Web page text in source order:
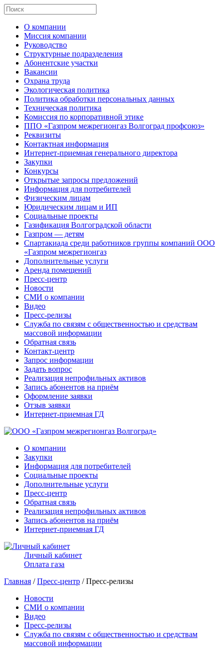
О компании
Миссия компании
Руководство
Структурные подразделения
Абонентские участки
Вакансии
Охрана труда
Экологическая политика
Политика обработки персональных данных
Техническая политика
Комиссия по корпоративной этике
ППО «Газпром межрегионгаз Волгоград профсоюз»
Реквизиты
Контактная информация
Интернет-приемная генерального директора
Закупки
Конкурсы
Открытые запросы предложений
Информация для потребителей
Физическим лицам
Юридическим лицам и ИП
Социальные проекты
Газификация Волгоградской области
Газпром — детям
Спартакиада среди работников группы компаний ООО
«Газпром межрегионгаз
Дополнительные услуги
Аренда помещений
Пресс-центр
Новости
СМИ о компании
Видео
Пресс-релизы
Служба по связям с общественностью и средствам
массовой информации
Обратная связь
Контакт-центр
Запрос информации
Задать вопрос
Реализация непрофильных активов
Запись абонентов на приём
Оформление заявки
Отзыв заявки
Интернет-приемная ГД
О компании
Закупки
Информация для потребителей
Социальные проекты
Дополнительные услуги
Пресс-центр
Обратная связь
Реализация непрофильных активов
Запись абонентов на приём
Интернет-приемная ГД
Личный кабинет
Оплата газа
Главная /Пресс-центр / Пресс-релизы
Новости
СМИ о компании
Видео
Пресс-релизы
Служба по связям с общественностью и средствам
массовой информации